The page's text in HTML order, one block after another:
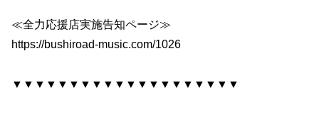
≪全力応援店実施告知ページ≫
https://bushiroad-music.com/1026
▼▼▼▼▼▼▼▼▼▼▼▼▼▼▼▼▼▼▼▼